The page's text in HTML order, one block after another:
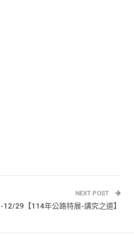
NEXT POST
29【114年公路特展-講究之道】